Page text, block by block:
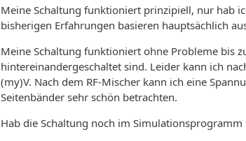
Meine Schaltung funktioniert prinzipiell, nur hab
bisherigen Erfahrungen basieren hauptsächlich
Meine Schaltung funktioniert ohne Probleme bis
hintereinandergeschaltet sind. Leider kann ich
(my)V. Nach dem RF-Mischer kann ich eine
Seitenbänder sehr schön betrachten.
Hab die Schaltung noch im